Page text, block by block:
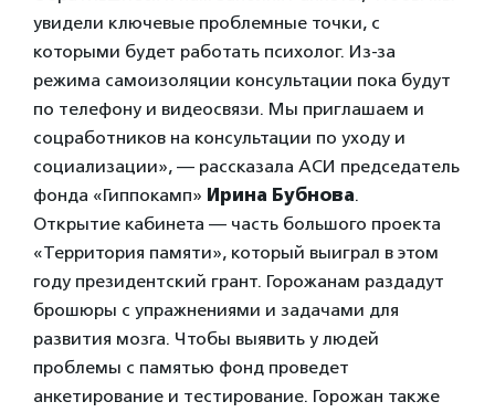
увидели ключевые проблемные точки, с
которыми будет работать психолог. Из-за
режима самоизоляции консультации пока будут
по телефону и видеосвязи. Мы приглашаем и
соцработников на консультации по уходу и
социализации», — рассказала АСИ председатель
фонда «Гиппокамп» Ирина Бубнова.
Открытие кабинета — часть большого проекта
«Территория памяти», который выиграл в этом
году президентский грант. Горожанам раздадут
брошюры с упражнениями и задачами для
развития мозга. Чтобы выявить у людей
проблемы с памятью фонд проведет
анкетирование и тестирование. Горожан также